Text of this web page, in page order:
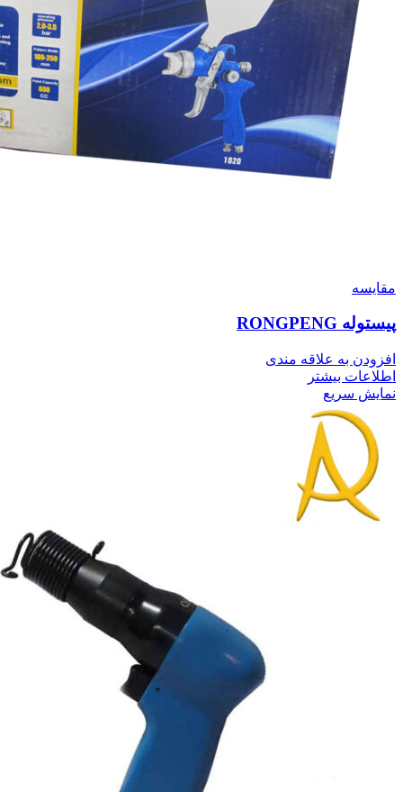
مقايسه
پیستوله RONGPENG
افزودن به علاقه مندی
اطلاعات بیشتر
نمایش سریع